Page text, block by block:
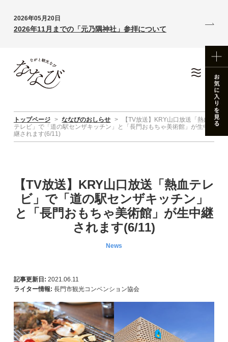
2026年05月20日
2026年11月までの「元乃隅神社」参拝について
トップページ > ななびのおしらせ >
【TV放送】KRY山口放送「熱血
テレビ」で「道の駅センザキッチン」と「長門おもちゃ美術館」が生中
継されます(6/11)
【TV放送】KRY山口放送「熱血テレ
ビ」で「道の駅センザキッチン」
と「長門おもちゃ美術館」が生中継
されます(6/11)
News
記事更新日: 2021.06.11
ライター情報: 長門市観光コンベンション協会